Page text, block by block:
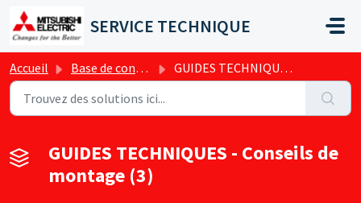
Passer au contenu principal
SERVICE TECHNIQUE
Accueil Base de connaissances GUIDES TECHNIQUES - Conseils de montage
GUIDES TECHNIQUES - Conseils de
montage (3)